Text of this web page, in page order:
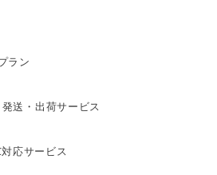
ラン
送・出荷サービス
応サービス